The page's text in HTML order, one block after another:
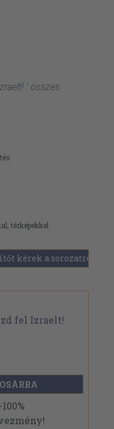
' összes
térképekkel
kérek a sorozatról